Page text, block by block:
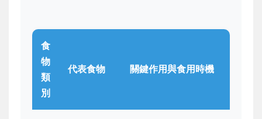
食
物
類
別
代表食物 關鍵作用與食用時機